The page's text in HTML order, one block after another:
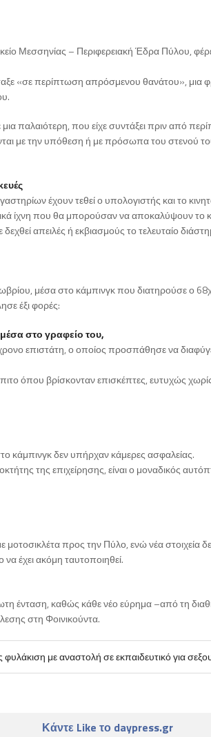
Μεσσηνίας – Περιφερειακή Έδρα Πύλου,
«σε περίπτωση απρόσμενου θανάτου»,
παλαιότερη, που είχε συντάξει πριν από
με την υπόθεση ή με πρόσωπα του στενού
έχουν τεθεί ο υπολογιστής και το
ίχνη που θα μπορούσαν να αποκαλύψουν το
δεχθεί απειλές ή εκβιασμούς το τελευταίο
μέσα στο κάμπινγκ που διατηρούσε ο
έξι φορές:
στο γραφείο του,
επιστάτη, ο οποίος προσπάθησε να
όπου βρίσκονταν επισκέπτες, ευτυχώς
κάμπινγκ δεν υπήρχαν κάμερες ασφαλείας.
της επιχείρησης, είναι ο μοναδικός
μοτοσικλέτα προς την Πύλο, ενώ νέα στοιχεία
έχει ακόμη ταυτοποιηθεί.
ένταση, καθώς κάθε νέο εύρημα –από τη
στη Φοινικούντα.
με αναστολή σε εκπαιδευτικό για
Κάντε Like το daypress.gr